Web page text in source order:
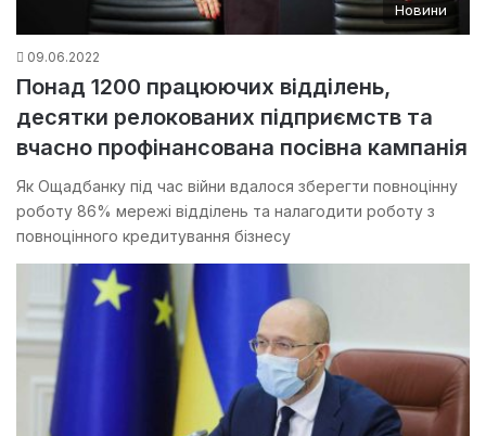
Новини
09.06.2022
Понад 1200 працюючих відділень,
десятки релокованих підприємств та
вчасно профінансована посівна кампанія
Як Ощадбанку під час війни вдалося зберегти повноцінну
роботу 86% мережі відділень та налагодити роботу з
повноцінного кредитування бізнесу